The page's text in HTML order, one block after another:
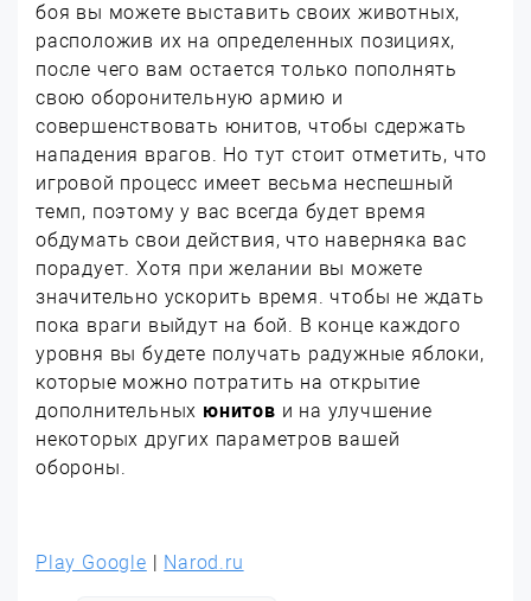
боя вы можете выставить своих животных,
расположив их на определенных позициях,
после чего вам остается только пополнять
свою оборонительную армию и
совершенствовать юнитов, чтобы сдержать
нападения врагов. Но тут стоит отметить, что
игровой процесс имеет весьма неспешный
темп, поэтому у вас всегда будет время
обдумать свои действия, что наверняка вас
порадует. Хотя при желании вы можете
значительно ускорить время. чтобы не ждать
пока враги выйдут на бой. В конце каждого
уровня вы будете получать радужные яблоки,
которые можно потратить на открытие
дополнительных юнитов и на улучшение
некоторых других параметров вашей
обороны.
Play Google | Narod.ru